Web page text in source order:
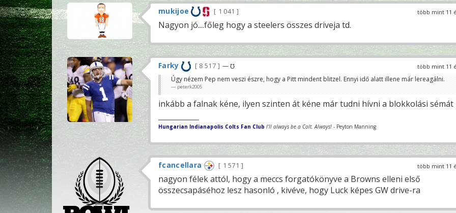
több mint 11
mukijoe 1 041
Nagyon jó....főleg hogy a steelers összes driveja td.
több mint 11
Farky 8 517 — ℧
Úgy nézem Pep nem veszi észre, hogy a Pitt mindent blitzel. Ennyi idő alatt illene már lereagálni.
peterk2005
inkább a falnak kéne, ilyen szinten át kéne már tudni hívni a blokkolási sémát
Hungarian Indianapolis Colts Fan Club I'll always be a Colt. Always! - Peyton Manning
több mint 11
fcancellara 1 571
nagyon félek attól, hogy a meccs forgatókönyve a Browns elleni első
összecsapáséhoz lesz hasonló , kivéve, hogy Luck képes GW drive-ra